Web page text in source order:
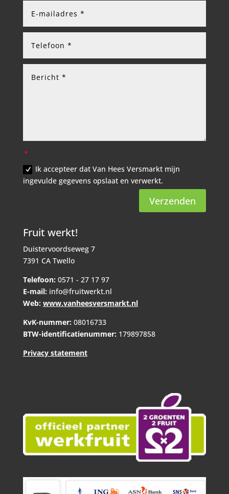
Ik accepteer dat Van Hees Versmarkt mijn
ingevulde gegevens opslaat en verwerkt.
Verzenden
Fruit werkt!
Duistervoordseweg 7
7391 CA Twello
Telefoon: 0571 - 27 17 97
E-mail: info@fruitwerkt.nl
Web: www.vanheesversmarkt.nl
KvK-nummer: 08016733
BTW-identificatienummer: 179897858
Privacy statement